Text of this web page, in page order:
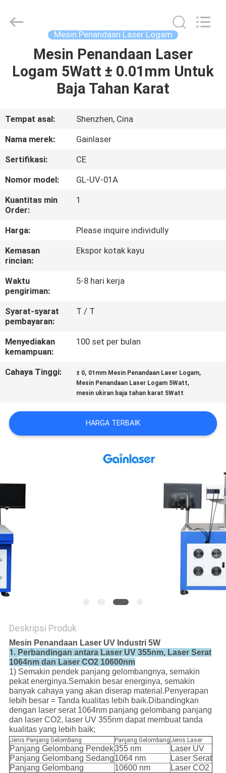
RUMAH
TENTANG
KAMI
TUR
PABRIK
KONTROL
KUALITAS
HUBUNGI
KAMI
PERMINTAAN
SITEMAP
POLICY
supplier.
Copyright
Gainlaser
Mesin Penandaan Laser Logam
Mesin Penandaan Laser
Logam 5Watt ± 0.01mm Untuk
Baja Tahan Karat
Tempat asal:
Shenzhen, Cina
Nama merek:
Gainlaser
Sertifikasi:
CE
Nomor model:
GL-UV-01A
Kuantitas min
Order:
1
Harga:
Please inquire individully
Kemasan
rincian:
Ekspor kotak kayu
Waktu
pengiriman:
5-8 hari kerja
Syarat-syarat
pembayaran:
T / T
Menyediakan
kemampuan:
100 set per bulan
Cahaya Tinggi: ± 0, 01mm Mesin Penandaan Laser Logam,
Mesin Penandaan Laser Logam 5Watt,
mesin ukiran baja tahan karat 5Watt
HARGA TERBAIK
Deskripsi Produk
Mesin Penandaan Laser UV Industri 5W
1. Perbandingan antara Laser UV 355nm, Laser Serat
1064nm dan Laser CO2 10600nm
1) Semakin pendek panjang gelombangnya, semakin
pekat energinya.Semakin besar energinya, semakin
banyak cahaya yang akan diserap material.Penyerapan
lebih besar = Tanda kualitas lebih baik.Dibandingkan
dengan laser serat 1064nm panjang gelombang panjang
dan laser CO2, laser UV 355nm dapat membuat tanda
kualitas yang lebih baik;
Jenis Panjang Gelombang Panjang Gelombang Jenis Laser
Panjang Gelombang Pendek355 nm
Laser UV
Panjang Gelombang Sedang1064 nm
Laser Serat
Panjang Gelombang
10600 nm
Laser CO2